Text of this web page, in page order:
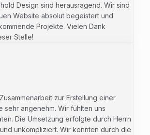
Design sind herausragend. Wir sind
Website absolut begeistert und
Projekte. Vielen Dank
Stelle!
zur Erstellung einer
sehr angenehm. Wir fühlten uns
Die Umsetzung erfolgte durch Herrn
unkompliziert. Wir konnten durch die